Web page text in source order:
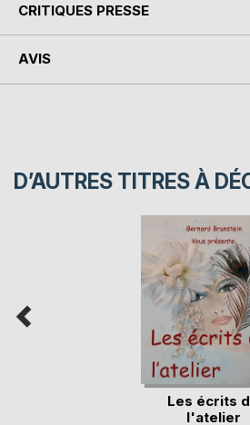
CRITIQUES PRESSE
AVIS
D’AUTRES TITRES À
Les écrits
l'atelier